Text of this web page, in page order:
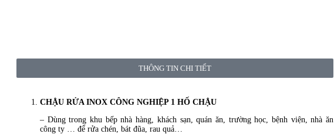
THÔNG TIN CHI TIẾT
CHẬU RỬA INOX CÔNG NGHIỆP 1 HỐ CHẬU
– Dùng trong khu bếp nhà hàng, khách sạn, quán ăn, trường học, bệnh viện, nhà ăn
công ty … để rửa chén, bát đũa, rau quả…